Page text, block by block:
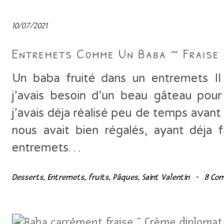
10/07/2021
Entremets Comme Un Baba ~ Fraise
Un baba fruité dans un entremets
j’avais besoin d’un beau gâteau
j’avais déja réalisé peu de temps
nous avait bien régalés, ayant déja
entremets…
Desserts, Entremets, fruits, Pâques, Saint Valentin - 8